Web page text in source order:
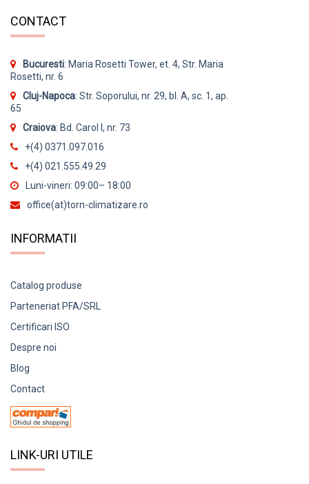
CONTACT
Bucuresti: Maria Rosetti Tower, et. 4, Str. Maria
Rosetti, nr. 6
Cluj-Napoca: Str. Soporului, nr. 29, bl. A, sc. 1, ap.
65
Craiova: Bd. Carol I, nr. 73
+(4) 0371.097.016
+(4) 021.555.49.29
Luni-vineri: 09:00– 18:00
office(at)torn-climatizare.ro
INFORMATII
Catalog produse
Parteneriat PFA/SRL
Certificari ISO
Despre noi
Blog
Contact
LINK-URI UTILE